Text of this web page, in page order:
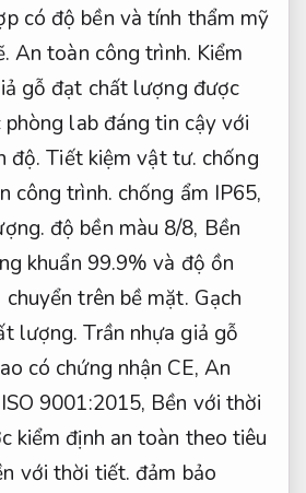
có độ bền và tính thẩm mỹ
An toàn công trình. Kiểm
gỗ đạt chất lượng được
lab đáng tin cậy với
độ. Tiết kiệm vật tư. chống
công trình. chống ẩm IP65,
độ bền màu 8/8, Bền
khuẩn 99.9% và độ ồn
trên bề mặt. Gạch
lượng. Trần nhựa giả gỗ
có chứng nhận CE, An
ISO 9001:2015, Bền với thời
kiểm định an toàn theo tiêu
với thời tiết. đảm bảo